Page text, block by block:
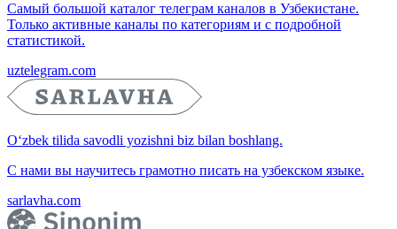
Самый большой каталог телеграм каналов в Узбекистане.
Только активные каналы по категориям и с подробной
статистикой.
uztelegram.com
O‘zbek tilida savodli yozishni biz bilan boshlang.
С нами вы научитесь грамотно писать на узбекском языке.
sarlavha.com